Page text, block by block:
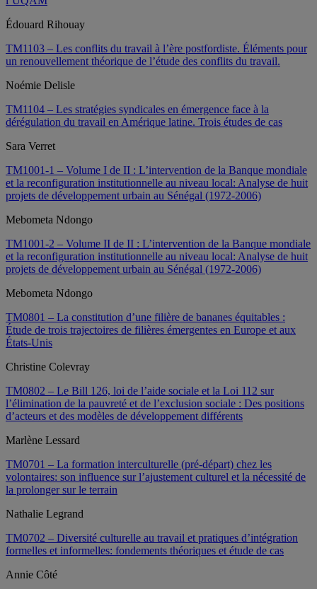
Édouard Rihouay
TM1103 – Les conflits du travail à l’ère postfordiste. Éléments pour
un renouvellement théorique de l’étude des conflits du travail.
Noémie Delisle
TM1104 – Les stratégies syndicales en émergence face à la
dérégulation du travail en Amérique latine. Trois études de cas
Sara Verret
TM1001-1 – Volume I de II : L’intervention de la Banque mondiale
et la reconfiguration institutionnelle au niveau local: Analyse de huit
projets de développement urbain au Sénégal (1972-2006)
Mebometa Ndongo
TM1001-2 – Volume II de II : L’intervention de la Banque mondiale
et la reconfiguration institutionnelle au niveau local: Analyse de huit
projets de développement urbain au Sénégal (1972-2006)
Mebometa Ndongo
TM0801 – La constitution d’une filière de bananes équitables :
Étude de trois trajectoires de filières émergentes en Europe et aux
États-Unis
Christine Colevray
TM0802 – Le Bill 126, loi de l’aide sociale et la Loi 112 sur
l’élimination de la pauvreté et de l’exclusion sociale : Des positions
d’acteurs et des modèles de développement différents
Marlène Lessard
TM0701 – La formation interculturelle (pré‑départ) chez les
volontaires: son influence sur l’ajustement culturel et la nécessité de
la prolonger sur le terrain
Nathalie Legrand
TM0702 – Diversité culturelle au travail et pratiques d’intégration
formelles et informelles: fondements théoriques et étude de cas
Annie Côté